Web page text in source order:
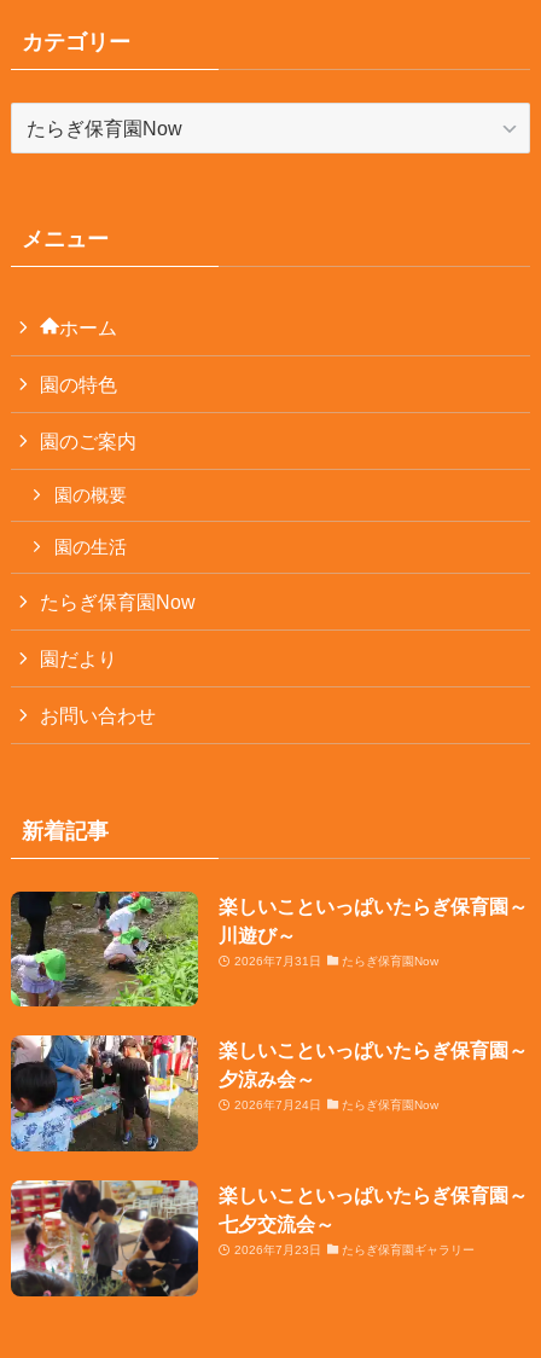
カテゴリー
テ
メニュー
ホーム
園の特色
園のご案内
園の概要
園の生活
たらぎ保育園Now
園だより
お問い合わせ
新着記事
楽しいこといっぱいたらぎ保育園～
川遊び～
2026年7月31日 たらぎ保育園Now
楽しいこといっぱいたらぎ保育園～
夕涼み会～
2026年7月24日 たらぎ保育園Now
楽しいこといっぱいたらぎ保育園～
七夕交流会～
2026年7月23日 たらぎ保育園ギャラリー